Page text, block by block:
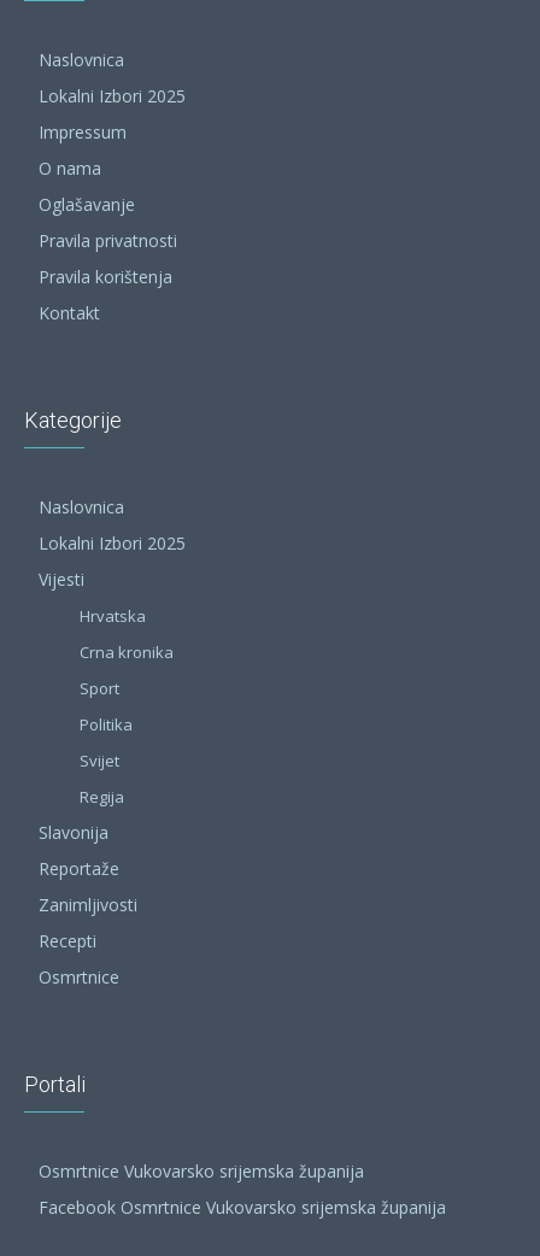
Naslovnica
Lokalni Izbori 2025
Impressum
O nama
Oglašavanje
Pravila privatnosti
Pravila korištenja
Kontakt
Kategorije
Naslovnica
Lokalni Izbori 2025
Vijesti
Hrvatska
Crna kronika
Sport
Politika
Svijet
Regija
Slavonija
Reportaže
Zanimljivosti
Recepti
Osmrtnice
Portali
Osmrtnice Vukovarsko srijemska županija
Facebook Osmrtnice Vukovarsko srijemska županija